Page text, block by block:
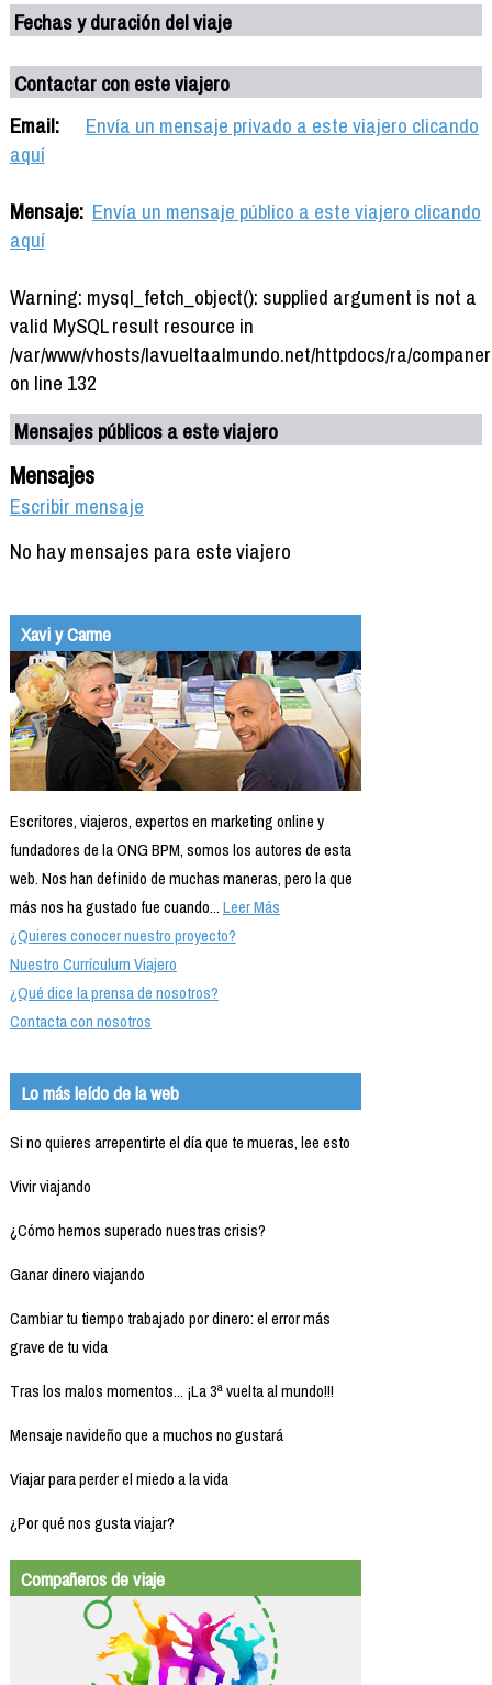
Fechas y duración del viaje
Contactar con este viajero
Email:
Envía un mensaje privado a este viajero clicando
aquí
Mensaje: Envía un mensaje público a este viajero clicando
aquí
Warning: mysql_fetch_object(): supplied argument is not a
valid MySQL result resource in
/var/www/vhosts/lavueltaalmundo.net/httpdocs/ra/
on line 132
Mensajes públicos a este viajero
Mensajes
Escribir mensaje
No hay mensajes para este viajero
Xavi y Carme
Escritores, viajeros, expertos en marketing online y
fundadores de la ONG BPM, somos los autores de esta
web. Nos han definido de muchas maneras, pero la que
más nos ha gustado fue cuando...Leer Más
¿Quieres conocer nuestro proyecto?
Nuestro Currículum Viajero
¿Qué dice la prensa de nosotros?
Contacta con nosotros
Lo más leído de la web
Si no quieres arrepentirte el día que te mueras, lee esto
Vivir viajando
¿Cómo hemos superado nuestras crisis?
Ganar dinero viajando
Cambiar tu tiempo trabajado por dinero: el error más
grave de tu vida
Tras los malos momentos... ¡La 3ª vuelta al mundo!!!
Mensaje navideño que a muchos no gustará
Viajar para perder el miedo a la vida
¿Por qué nos gusta viajar?
Compañeros de viaje